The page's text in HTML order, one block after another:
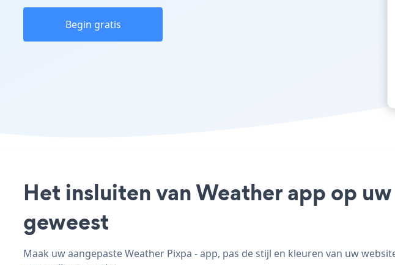
Begin gratis
Het insluiten van Weather app op
geweest
Maak uw aangepaste Weather Pixpa - app, pas de stijl en kleuren van uw